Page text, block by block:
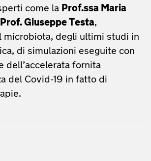
come la Prof.ssa Maria
Prof. Giuseppe Testa,
microbiota, degli ultimi studi in
di simulazioni eseguite con
dell’accelerata fornita
del Covid-19 in fatto di